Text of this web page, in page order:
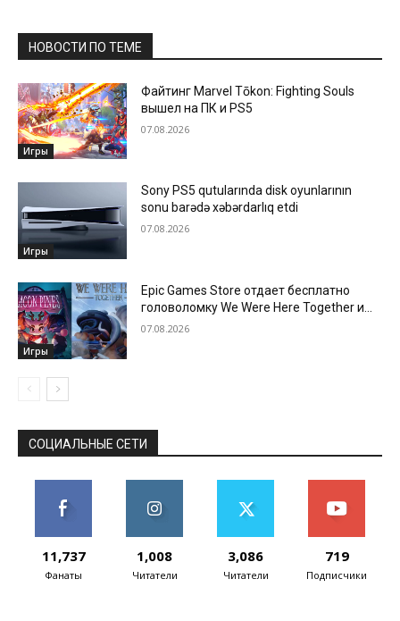
НОВОСТИ ПО ТЕМЕ
Игры
Файтинг Marvel Tōkon: Fighting Souls
вышел на ПК и PS5
07.08.2026
Игры
Sony PS5 qutularında disk oyunlarının
sonu barədə xəbərdarlıq etdi
07.08.2026
Игры
Epic Games Store отдает бесплатно
головоломку We Were Here Together и
новеллу Beacon Pines
07.08.2026
СОЦИАЛЬНЫЕ СЕТИ
11,737
Фанаты
1,008
Читатели
3,086
Читатели
719
Подписчики